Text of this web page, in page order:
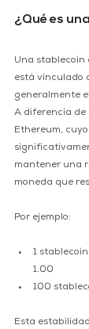
¿Qué es
Una stablecoin
está vinculado
generalmente
A diferencia de
Ethereum,
mantener una
moneda que
Por ejemplo:
1
1.00
100
Esta